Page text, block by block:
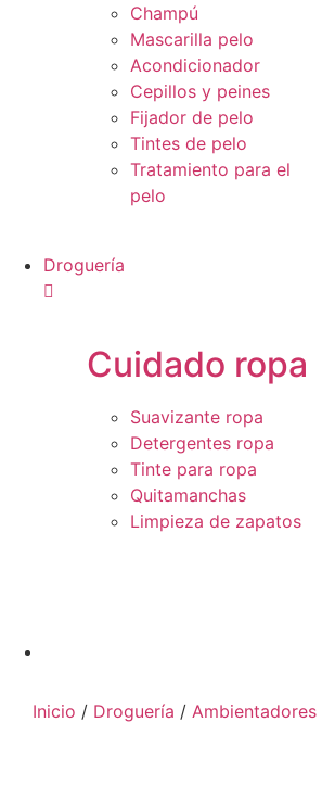
Champú
Mascarilla pelo
Acondicionador
Cepillos y peines
Fijador de pelo
Tintes de pelo
Tratamiento para el
pelo
Droguería
Cuidado ropa
Suavizante ropa
Detergentes ropa
Tinte para ropa
Quitamanchas
Limpieza de zapatos
Inicio / Droguería / Ambientadores